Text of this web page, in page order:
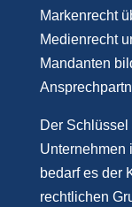
Markenrecht
Medienrecht
Mandanten
Der Schlüssel
Unternehmen
bedarf es der
rechtlichen